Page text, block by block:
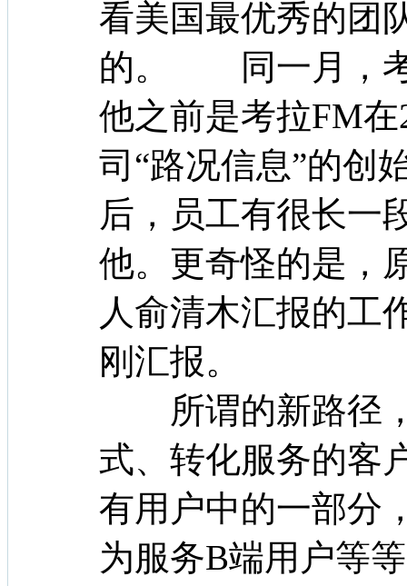
看美国最优秀的团
的。 同一月，考
他之前是考拉FM
司“路况信息”的创
后，员工有很长一
他。更奇怪的是，
人俞清木汇报的工
刚汇报。
所谓的新路径，
式、转化服务的客
有用户中的一部分
为服务B端用户等